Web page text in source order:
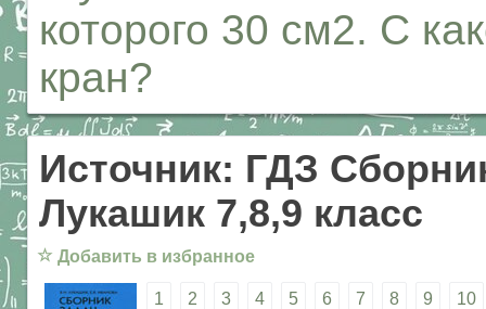
которого 30 см2. С
кран?
Источник: ГДЗ
Лукашик 7,8,9 класс
☆ Добавить в избранное
1 2 3 4 5 6 7 8 9 10